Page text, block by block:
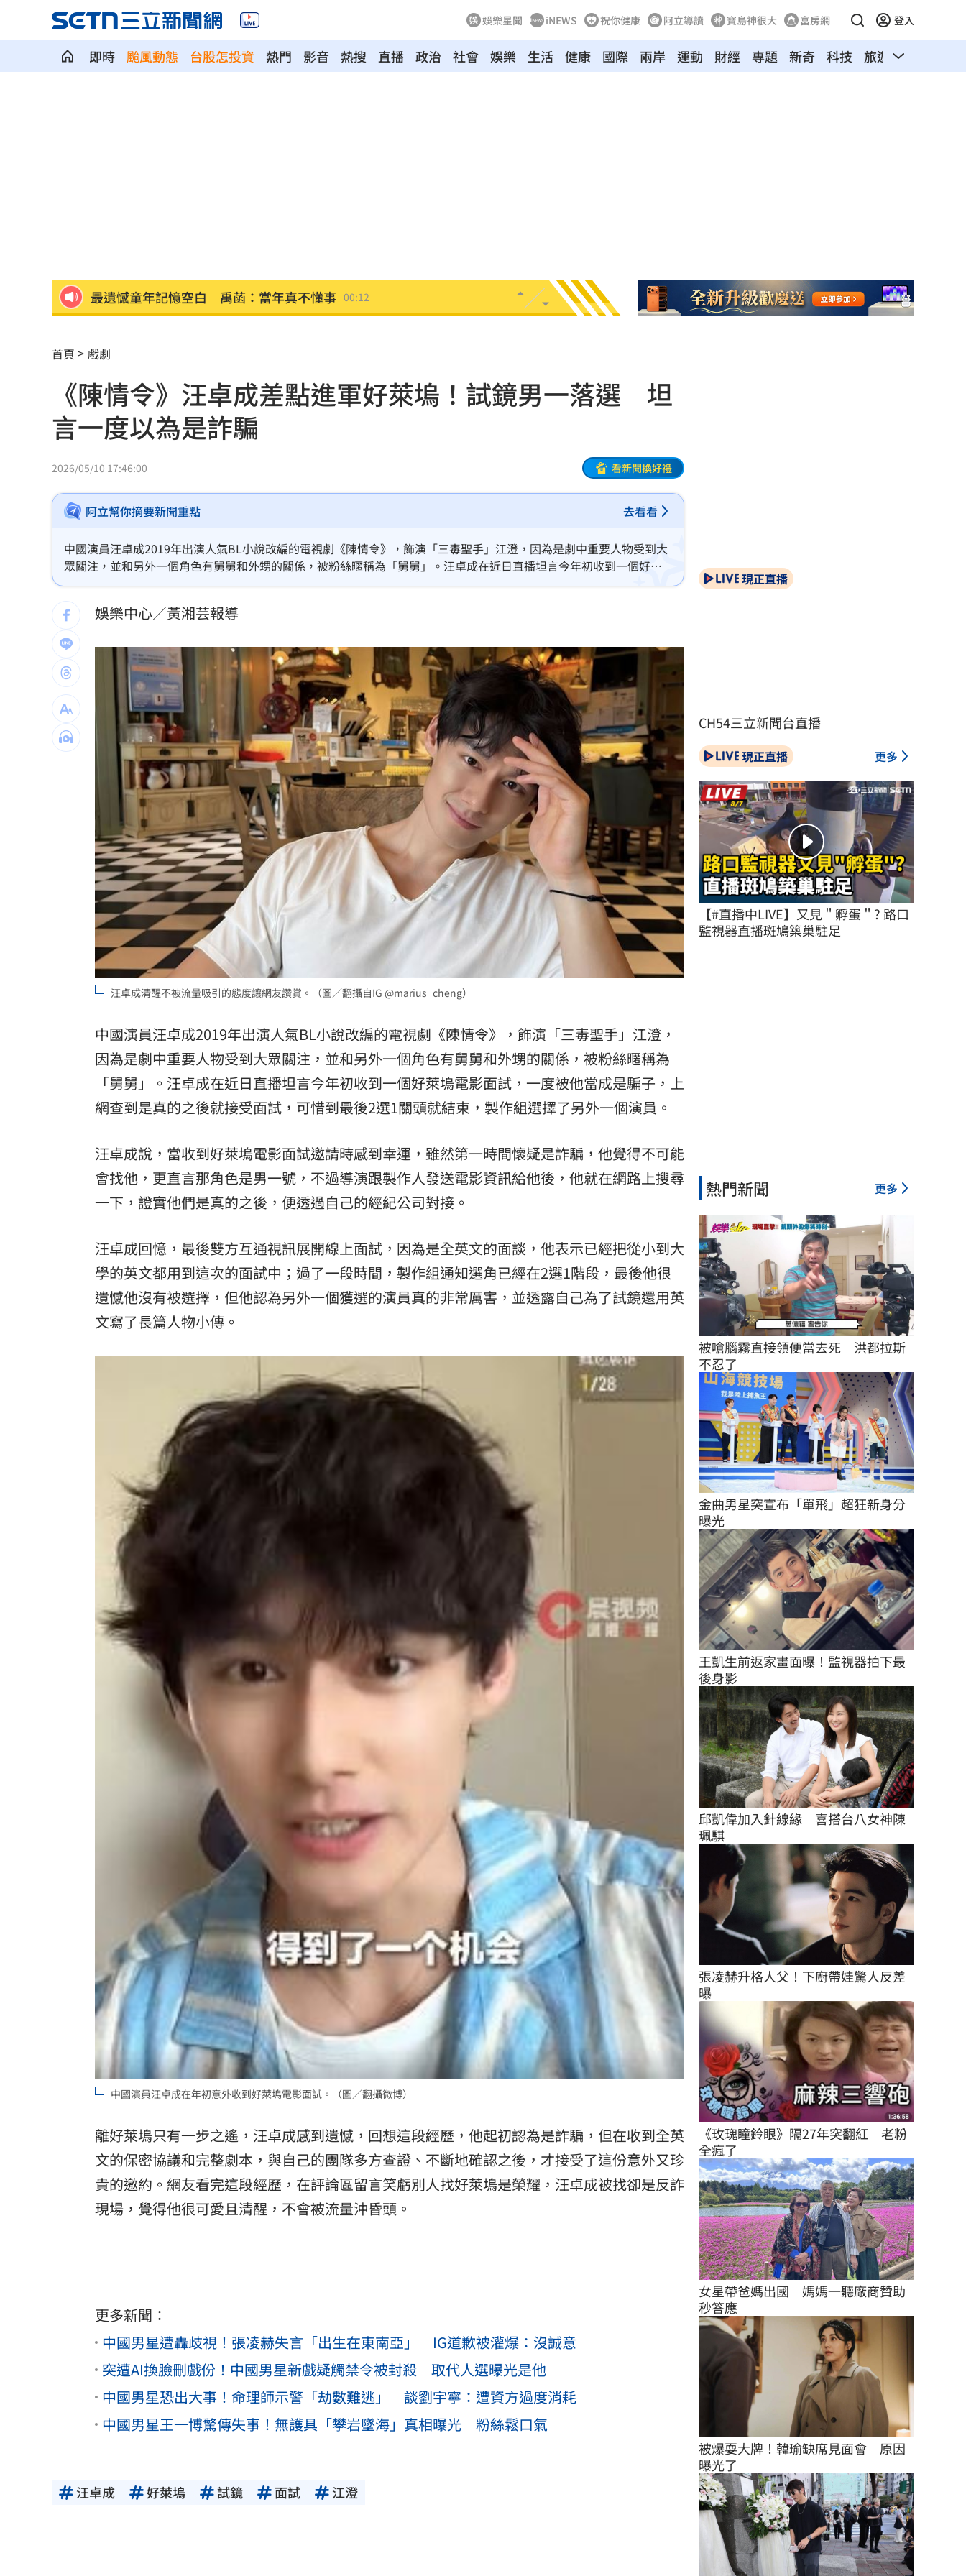
娛樂星聞 iNEWS 祝你健康 阿立導讀 寶島神很大 富房網 登入
即時 颱風動態 台股怎投資 熱門 影音 熱搜 直播 政治 社會 娛樂 生活 健康 國際 兩岸 運動 財經 專題 新奇 科技 旅遊 汽車
最遺憾童年記憶空白 禹菡：當年真不懂事 00:12
連續2場安打！ 林安可掃二壘打貢獻1打點
歐洲避暑天堂失守！地中海熱到像溫泉 23:53
3歲米格魯偷吃軟糖 被催吐後好有戲
獨／北勢棒球隊穿破鞋拚冠軍 台僑看哭了
南港Lalaport鷹架坍塌！3櫃位暫停營業 23:34
疊單計薪遭控違法 UberEats都說了 23:33
兆基前董座聲押禁見 林佑任200萬交保
白海豚「一路搖擺」！週末各地風雨時程曝
跨縣市「送肉粽」碰音樂節！遊客正面迎煞 23:21
橘貓「阿咪」離家百天 主人祭20萬元懸賞 23:21
挺蘇巧慧！回顧蔡英文新北寫下1驚人紀錄 23:18
勝騎士7局失2分好投 兄弟本季澄清湖首勝 23:15
台灣彩券開獎直播中 20:31
LIVE三立+24小時直播 15:27
三立iNEWS新聞台線上直播 18:00
商場戰國來臨 台中「頂奢大道」逐漸成形 12:00
台彩父親節推新刮刮樂千萬頭獎超「爸」氣 12:00
「拍片人的多重宇宙」職涯論壇9/12登場！ 10:30
8國球員齊聚高雄 Formosa 7s掀足球熱潮 10:00
首頁 戲劇
《陳情令》汪卓成差點進軍好萊塢！試鏡男一落選 坦
言一度以為是詐騙
2026/05/10 17:46:00 看新聞換好禮
阿立幫你摘要新聞重點 去看看
中國演員汪卓成2019年出演人氣BL小說改編的電視劇《陳情令》，飾演「三毒聖手」江澄，因為是劇中重要人物受到大
眾關注，並和另外一個角色有舅舅和外甥的關係，被粉絲暱稱為「舅舅」。汪卓成在近日直播坦言今年初收到一個好萊
塢電影面試，一度被他當成是騙子，上網查到是真的之後就接受面試，可惜到最後2選1關頭就結束，製作組選擇了另外
一個演員。。黃湘芸
娛樂中心／黃湘芸報導
汪卓成清醒不被流量吸引的態度讓網友讚賞。（圖／翻攝自IG @marius_cheng）
中國演員汪卓成2019年出演人氣BL小說改編的電視劇《陳情令》，飾演「三毒聖手」 江澄 ，
因為是劇中重要人物受到大眾關注，並和另外一個角色有舅舅和外甥的關係，被粉絲暱稱為
「舅舅」。汪卓成在近日直播坦言今年初收到一個好萊塢電影面試 ，一度被他當成是騙子，上
網查到是真的之後就接受面試，可惜到最後2選1關頭就結束，製作組選擇了另外一個演員。
汪卓成說，當收到好萊塢電影面試邀請時感到幸運，雖然第一時間懷疑是詐騙，他覺得不可能
會找他，更直言那角色是男一號，不過導演跟製作人發送電影資訊給他後，他就在網路上搜尋
一下，證實他們是真的之後，便透過自己的經紀公司對接。
汪卓成回憶，最後雙方互通視訊展開線上面試，因為是全英文的面談，他表示已經把從小到大
學的英文都用到這次的面試中；過了一段時間，製作組通知選角已經在2選1階段，最後他很
遺憾他沒有被選擇，但他認為另外一個獲選的演員真的非常厲害，並透露自己為了試鏡還用英
文寫了長篇人物小傳。
中國演員汪卓成在年初意外收到好萊塢電影面試。（圖／翻攝微博）
離好萊塢只有一步之遙，汪卓成感到遺憾，回想這段經歷，他起初認為是詐騙，但在收到全英
文的保密協議和完整劇本，與自己的團隊多方查證、不斷地確認之後，才接受了這份意外又珍
貴的邀約。網友看完這段經歷，在評論區留言笑虧別人找好萊塢是榮耀，汪卓成被找卻是反詐
現場，覺得他很可愛且清醒，不會被流量沖昏頭。
更多新聞：
中國男星遭轟歧視！張凌赫失言「出生在東南亞」 IG道歉被灌爆：沒誠意
突遭AI換臉刪戲份！中國男星新戲疑觸禁令被封殺 取代人選曝光是他
中國男星恐出大事！命理師示警「劫數難逃」 談劉宇寧：遭資方過度消耗
中國男星王一博驚傳失事！無護具「攀岩墜海」真相曝光 粉絲鬆口氣
汪卓成 好萊塢 試鏡 面試 江澄
現正直播
CH54三立新聞台直播
現正直播 更多
【#直播中LIVE】又見＂孵蛋＂? 路口
監視器直播斑鳩築巢駐足
熱門新聞 更多
被嗆腦霧直接領便當去死　洪都拉斯
不忍了
金曲男星突宣布「單飛」超狂新身分
曝光
王凱生前返家畫面曝！監視器拍下最
後身影
邱凱偉加入針線緣　喜搭台八女神陳
珮騏
張凌赫升格人父！下廚帶娃驚人反差
曝
《玫瑰瞳鈴眼》隔27年突翻紅　老粉
全瘋了
女星帶爸媽出國　媽媽一聽廠商贊助
秒答應
被爆耍大牌！韓瑜缺席見面會　原因
曝光了